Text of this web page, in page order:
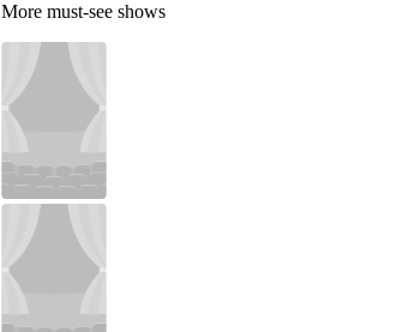
More must-see shows